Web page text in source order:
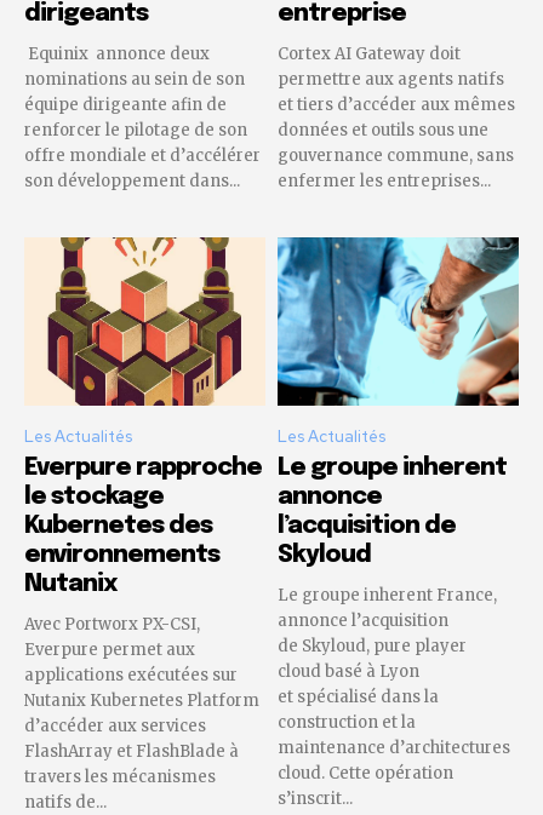
dirigeants
Equinix annonce deux
nominations au sein de son
équipe dirigeante afin de
renforcer le pilotage de son
offre mondiale et d’accélérer
son développement dans...
entreprise
Cortex AI Gateway doit
permettre aux agents natifs
et tiers d’accéder aux mêmes
données et outils sous une
gouvernance commune, sans
enfermer les entreprises...
Les Actualités
Everpure rapproche
le stockage
Kubernetes des
environnements
Nutanix
Avec Portworx PX-CSI,
Everpure permet aux
applications exécutées sur
Nutanix Kubernetes Platform
d’accéder aux services
FlashArray et FlashBlade à
travers les mécanismes
natifs de...
Les Actualités
Le groupe inherent
annonce
l’acquisition de
Skyloud
Le groupe inherent France,
annonce l’acquisition
de Skyloud, pure player
cloud basé à Lyon
et spécialisé dans la
construction et la
maintenance d’architectures
cloud. Cette opération
s’inscrit...